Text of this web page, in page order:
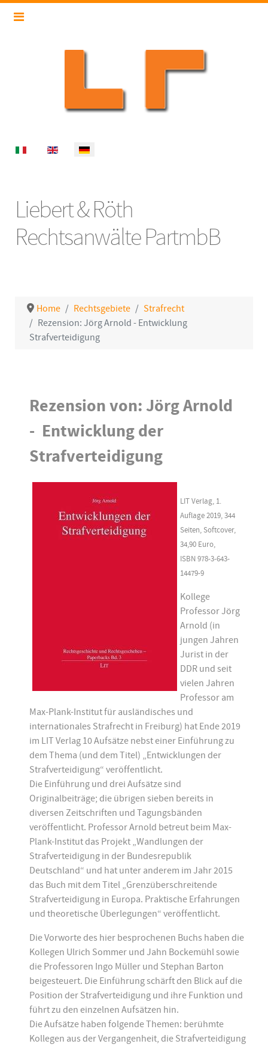
Select your language
Liebert & Röth
Rechtsanwälte PartmbB
Home Rechtsgebiete
Strafrecht
Rezension: Jörg Arnold - Entwicklung
Strafverteidigung
Details
Rezension von: Jörg Arnold
- Entwicklung der
Strafverteidigung
LIT Verlag, 1.
Auflage 2019, 344
Seiten, Softcover,
34,90 Euro,
ISBN 978-3-643-
14479-9
Kollege
Professor Jörg
Arnold (in
jungen Jahren
Jurist in der
DDR und seit
vielen Jahren
Professor am
Max-Plank-Institut für ausländisches und
internationales Strafrecht in Freiburg) hat Ende 2019
im LIT Verlag 10 Aufsätze nebst einer Einführung zu
dem Thema (und dem Titel) „Entwicklungen der
Strafverteidigung“ veröffentlicht.
Die Einführung und drei Aufsätze sind
Originalbeiträge; die übrigen sieben bereits in
diversen Zeitschriften und Tagungsbänden
veröffentlicht. Professor Arnold betreut beim Max-
Plank-Institut das Projekt „Wandlungen der
Strafverteidigung in der Bundesrepublik
Deutschland“ und hat unter anderem im Jahr 2015
das Buch mit dem Titel „Grenzüberschreitende
Strafverteidigung in Europa. Praktische Erfahrungen
und theoretische Überlegungen“ veröffentlicht.
Die Vorworte des hier besprochenen Buchs haben die
Kollegen Ulrich Sommer und Jahn Bockemühl sowie
die Professoren Ingo Müller und Stephan Barton
beigesteuert. Die Einführung schärft den Blick auf die
Position der Strafverteidigung und ihre Funktion und
führt zu den einzelnen Aufsätzen hin.
Die Aufsätze haben folgende Themen: berühmte
Kollegen aus der Vergangenheit, die Strafverteidigung